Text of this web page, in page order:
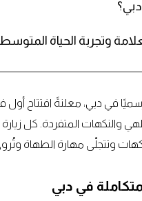
وتجربة الحياة
رسميًا في دبي، معلنةً افتتاح
والنكهات المتفردة. كل
وتتجلّى مهارة الطهاة
في دبي